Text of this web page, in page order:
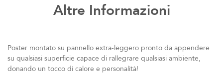
Altre Informazioni
Poster montato su pannello extra-leggero pronto da appendere
su qualsiasi superficie capace di rallegrare qualsiasi ambiente,
donando un tocco di calore e personalità!